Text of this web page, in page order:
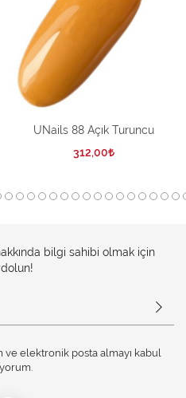
UNails 88 Açık Turuncu
312,00
bilgi sahibi olmak için
ve elektronik posta almayı kabul